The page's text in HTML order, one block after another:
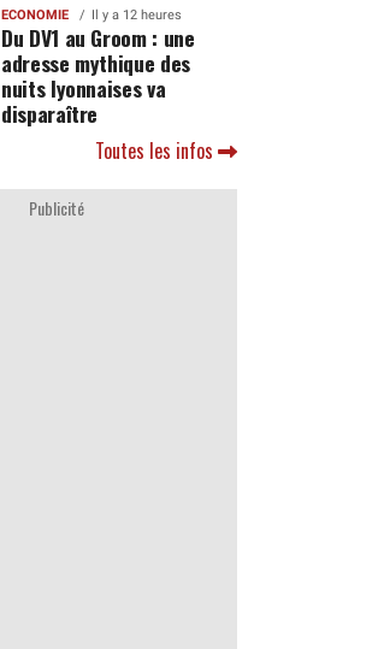
ECONOMIE Il y a 12 heures
Du DV1 au Groom : une
adresse mythique des
nuits lyonnaises va
disparaître
Toutes les infos
Publicité